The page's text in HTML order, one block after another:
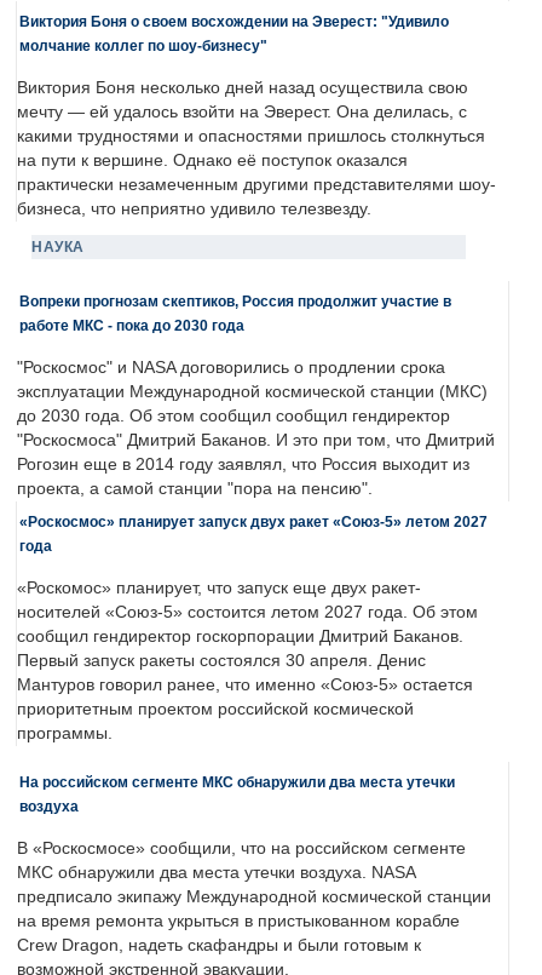
Виктория Боня о своем восхождении на Эверест: "Удивило
молчание коллег по шоу-бизнесу"
Виктория Боня несколько дней назад осуществила свою
мечту — ей удалось взойти на Эверест. Она делилась, с
какими трудностями и опасностями пришлось столкнуться
на пути к вершине. Однако её поступок оказался
практически незамеченным другими представителями шоу-
бизнеса, что неприятно удивило телезвезду.
НАУКА
Вопреки прогнозам скептиков, Россия продолжит участие в
работе МКС - пока до 2030 года
"Роскосмос" и NASA договорились о продлении срока
эксплуатации Международной космической станции (МКС)
до 2030 года. Об этом сообщил сообщил гендиректор
"Роскосмоса" Дмитрий Баканов. И это при том, что Дмитрий
Рогозин еще в 2014 году заявлял, что Россия выходит из
проекта, а самой станции "пора на пенсию".
«Роскосмос» планирует запуск двух ракет «Союз-5» летом 2027
года
«Роскомос» планирует, что запуск еще двух ракет-
носителей «Союз-5» состоится летом 2027 года. Об этом
сообщил гендиректор госкорпорации Дмитрий Баканов.
Первый запуск ракеты состоялся 30 апреля. Денис
Мантуров говорил ранее, что именно «Союз-5» остается
приоритетным проектом российской космической
программы.
На российском сегменте МКС обнаружили два места утечки
воздуха
В «Роскосмосе» сообщили, что на российском сегменте
МКС обнаружили два места утечки воздуха. NASA
предписало экипажу Международной космической станции
на время ремонта укрыться в пристыкованном корабле
Crew Dragon, надеть скафандры и были готовым к
возможной экстренной эвакуации.